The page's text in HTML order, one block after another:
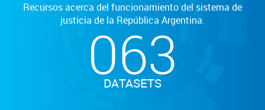
Recursos acerca del funcionamiento del sistema de
justicia de la República Argentina.
063
DATASETS